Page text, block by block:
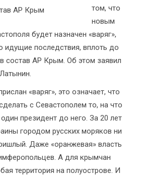
том, что
новым
будет назначен «варяг»,
идущие последствия, вплоть до
состав АР Крым. Об этом заявил
«варяг», это означает, что
с Севастополем то, на что
президент до него. За 20 лет
городом русских моряков ни
Даже «оранжевая» власть
А для крымчан
территория на полуострове. И